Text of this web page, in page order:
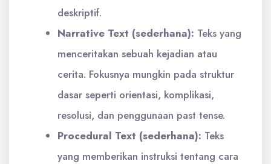
deskriptif.
Narrative Text (sederhana): Teks yang
menceritakan sebuah kejadian atau
cerita. Fokusnya mungkin pada struktur
dasar seperti orientasi, komplikasi,
resolusi, dan penggunaan past tense.
Procedural Text (sederhana): Teks
yang memberikan instruksi tentang cara